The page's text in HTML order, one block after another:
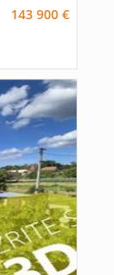
143 900 €